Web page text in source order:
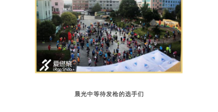
晨光中等待发枪的选手们